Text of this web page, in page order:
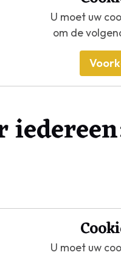
U moet uw
om de
U moet uw